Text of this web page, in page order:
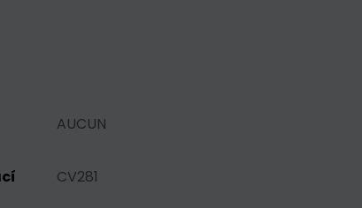
AUCUN
CV281